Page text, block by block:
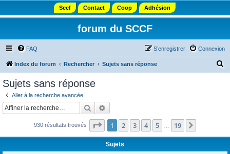
Sccf Contact Coop Adhésion
forum du SCCF
FAQ Connexion
S’enregistrer
Index du forum Rechercher Sujets sans réponse
c
Sujets sans réponse
Aller à la recherche avancée
Rechercher
930 résultats trouvés Page 1sur19
1 2 3 4 5 19
Sujets